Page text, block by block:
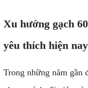
Xu hướng gạch
yêu thích hiện nay
Trong những năm gần